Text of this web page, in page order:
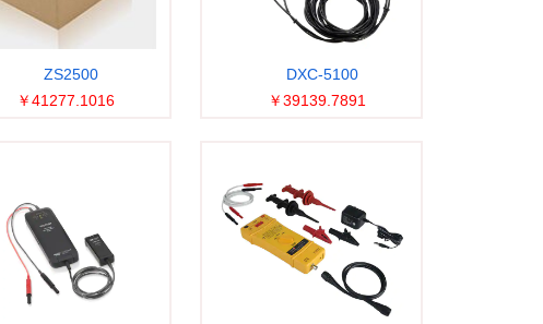
ZS2500
￥41277.1016
DXC-5100
￥39139.7891